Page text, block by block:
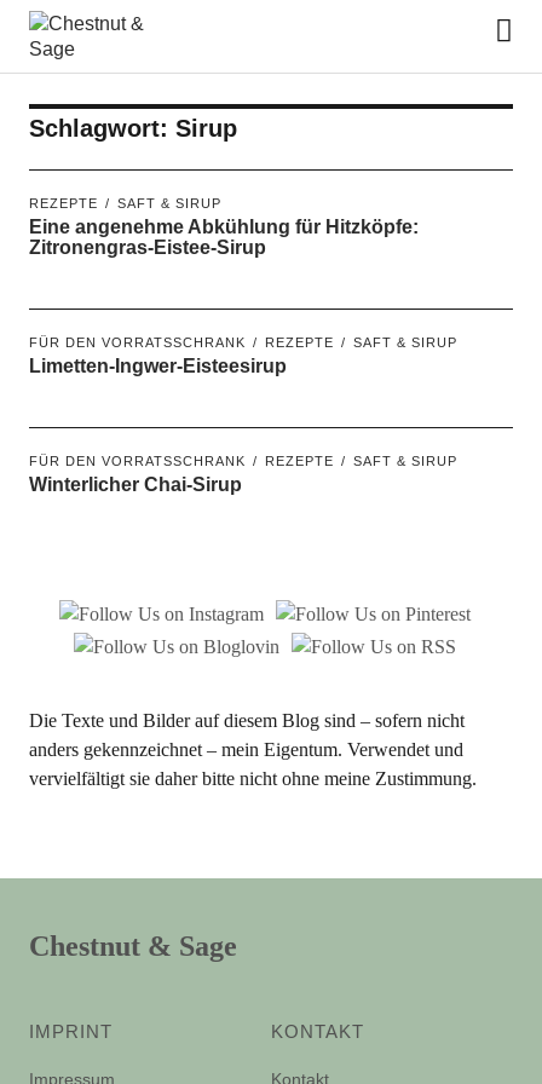
Chestnut & Sage
Schlagwort: Sirup
REZEPTE SAFT & SIRUP
Eine angenehme Abkühlung für Hitzköpfe:
Zitronengras-Eistee-Sirup
FÜR DEN VORRATSSCHRANK REZEPTE SAFT & SIRUP
Limetten-Ingwer-Eisteesirup
FÜR DEN VORRATSSCHRANK REZEPTE SAFT & SIRUP
Winterlicher Chai-Sirup
Die Texte und Bilder auf diesem Blog sind – sofern nicht
anders gekennzeichnet – mein Eigentum. Verwendet und
vervielfältigt sie daher bitte nicht ohne meine Zustimmung.
Chestnut & Sage
IMPRINT
Impressum
KONTAKT
Kontakt